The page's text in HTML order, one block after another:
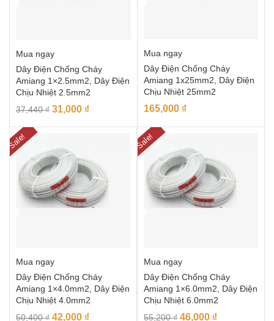
Mua ngay
Dây Điện Chống Cháy
Amiang 1×2.5mm2, Dây Điện
Chịu Nhiệt 2.5mm2
37,440₫ 31,000 ₫
Mua ngay
Dây Điện Chống Cháy
Amiang 1x25mm2, Dây Điện
Chịu Nhiệt 25mm2
165,000 ₫
Sale!
Mua ngay
Dây Điện Chống Cháy
Amiang 1×4.0mm2, Dây Điện
Chịu Nhiệt 4.0mm2
50,400₫ 42,000 ₫
Sale!
Mua ngay
Dây Điện Chống Cháy
Amiang 1×6.0mm2, Dây Điện
Chịu Nhiệt 6.0mm2
55,200₫ 46,000 ₫